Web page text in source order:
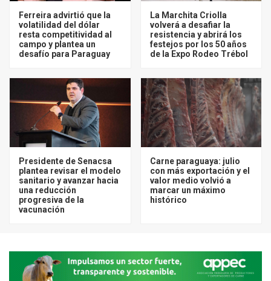
Ferreira advirtió que la
volatilidad del dólar
resta competitividad al
campo y plantea un
desafío para Paraguay
La Marchita Criolla
volverá a desafiar la
resistencia y abrirá los
festejos por los 50 años
de la Expo Rodeo Trébol
Presidente de Senacsa
plantea revisar el modelo
sanitario y avanzar hacia
una reducción
progresiva de la
vacunación
Carne paraguaya: julio
con más exportación y el
valor medio volvió a
marcar un máximo
histórico